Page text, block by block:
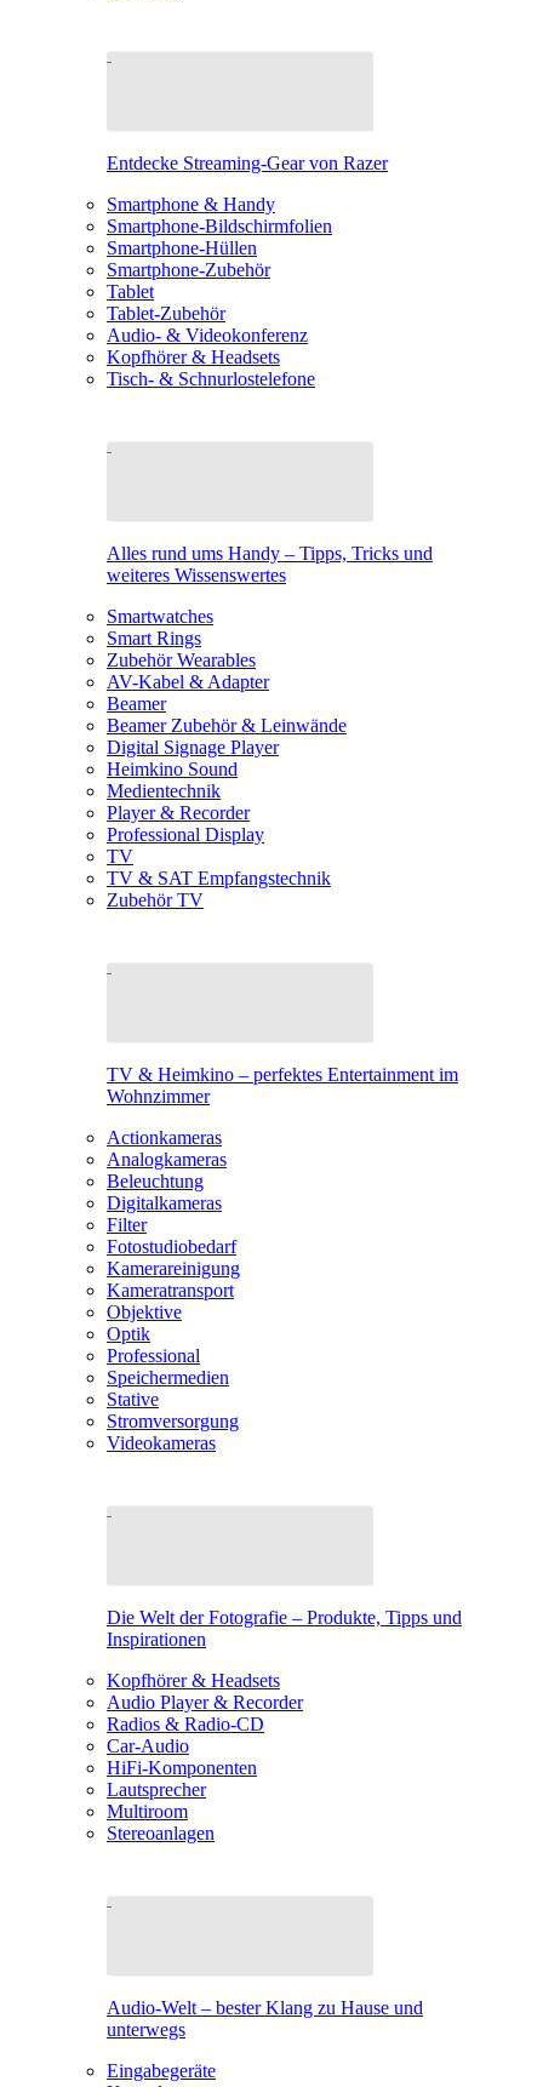
Entdecke Streaming-Gear von Razer
Smartphone & Handy
Smartphone-Bildschirmfolien
Smartphone-Hüllen
Smartphone-Zubehör
Tablet
Tablet-Zubehör
Audio- & Videokonferenz
Kopfhörer & Headsets
Tisch- & Schnurlostelefone
Alles rund ums Handy – Tipps, Tricks und
weiteres Wissenswertes
Smartwatches
Smart Rings
Zubehör Wearables
AV-Kabel & Adapter
Beamer
Beamer Zubehör & Leinwände
Digital Signage Player
Heimkino Sound
Medientechnik
Player & Recorder
Professional Display
TV
TV & SAT Empfangstechnik
Zubehör TV
TV & Heimkino – perfektes Entertainment im
Wohnzimmer
Actionkameras
Analogkameras
Beleuchtung
Digitalkameras
Filter
Fotostudiobedarf
Kamerareinigung
Kameratransport
Objektive
Optik
Professional
Speichermedien
Stative
Stromversorgung
Videokameras
Die Welt der Fotografie – Produkte, Tipps und
Inspirationen
Kopfhörer & Headsets
Audio Player & Recorder
Radios & Radio-CD
Car-Audio
HiFi-Komponenten
Lautsprecher
Multiroom
Stereoanlagen
Audio-Welt – bester Klang zu Hause und
unterwegs
Eingabegeräte